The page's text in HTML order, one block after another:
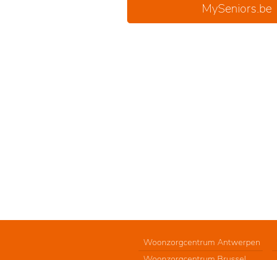
MySeniors.be
Woonzorgcentrum Antwerpen